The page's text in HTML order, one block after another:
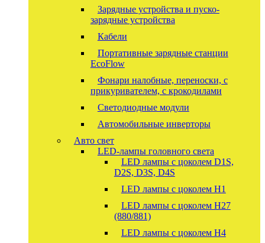
Зарядные устройства и пуско-
зарядные устройства
Кабели
Портативные зарядные станции
EcoFlow
Фонари налобные, переноски, с
прикуривателем, с крокодилами
Светодиодные модули
Автомобильные инверторы
Авто свет
LED-лампы головного света
LED лампы с цоколем D1S,
D2S, D3S, D4S
LED лампы с цоколем H1
LED лампы с цоколем H27
(880/881)
LED лампы с цоколем H4